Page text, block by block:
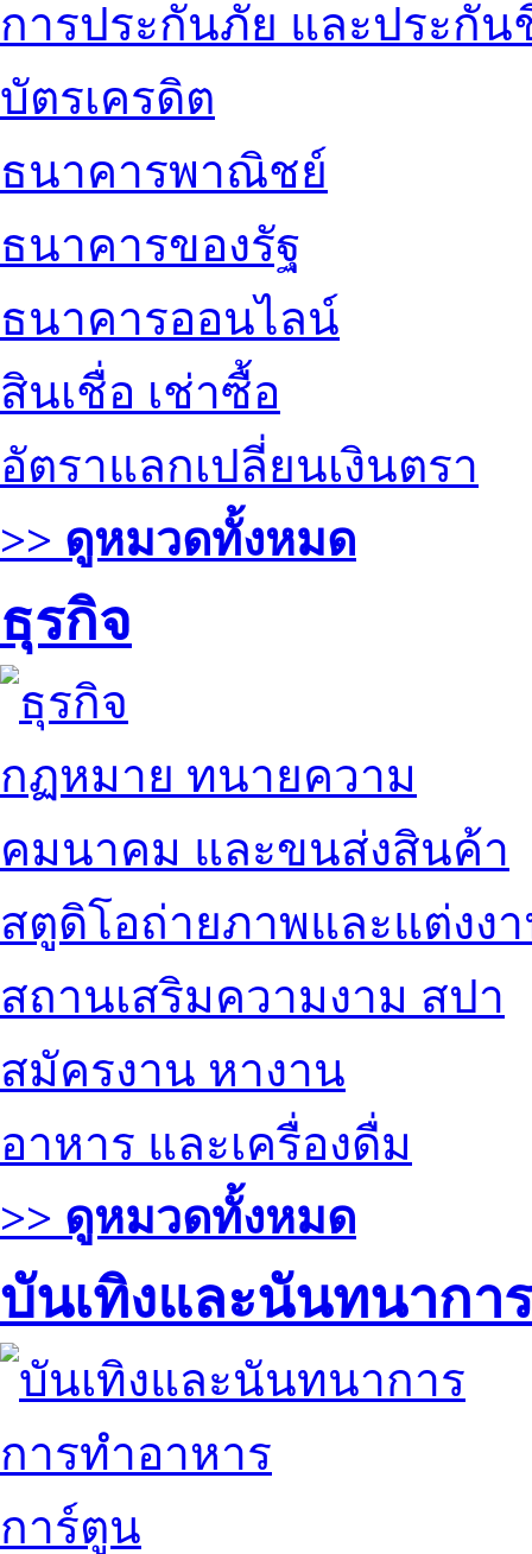
การประกันภัย และประกัน
บัตรเครดิต
ธนาคารพาณิชย์
ธนาคารของรัฐ
ธนาคารออนไลน์
สินเชื่อ เช่าซื้อ
อัตราแลกเปลี่ยนเงินตรา
>> ดูหมวดทั้งหมด
ธุรกิจ
กฏหมาย ทนายความ
คมนาคม และขนส่งสินค้า
สตูดิโอถ่ายภาพและแต่งง
สถานเสริมความงาม สปา
สมัครงาน หางาน
อาหาร และเครื่องดื่ม
>> ดูหมวดทั้งหมด
บันเทิงและนันทนาการ
การทำอาหาร
การ์ตูน